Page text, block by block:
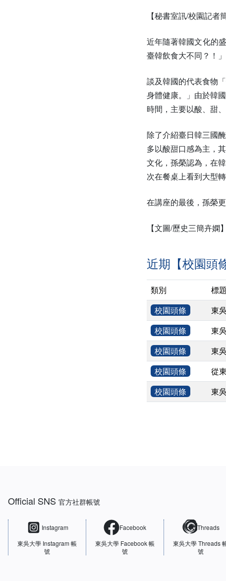
【秘書室訊/校園記者
近年隨著韓國文化的
臺韓飲食大不同？！
談及韓國的代表食物
身體健康。」由於韓
時間，主要以酸、甜
除了介紹臺日韓三國
多以酸甜口感為主，
文化，孫榮認為，在
次在餐桌上看到大型
在講座的最後，孫榮
【文圖/歷史三簡卉嫻】
近期【校園頭
類別 標題
校園頭條
東
校園頭條
東
校園頭條
東
校園頭條
從
校園頭條
東
Official SNS 官方社群帳號
Instagram
東吳大學 Instagram 帳
號
Facebook
東吳大學 Facebook 帳
號
Threads
東吳大學Threads
號